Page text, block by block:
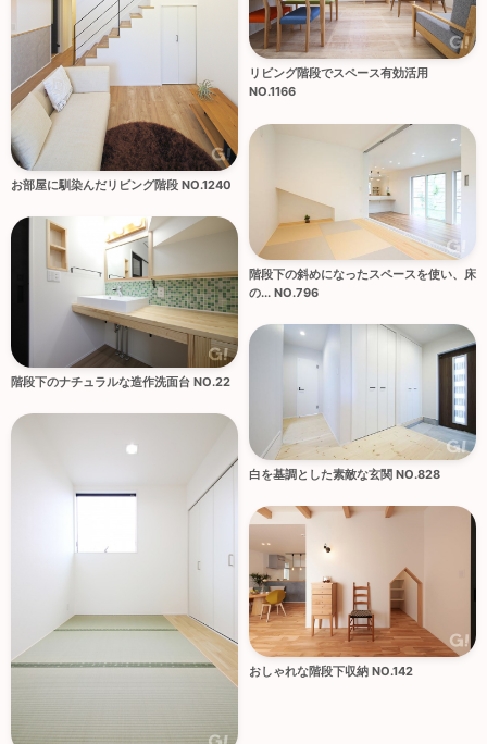
お部屋に馴染んだリビング階段 NO.1240
リビング階段でスペース有効活用
NO.1166
階段下の斜めになったスペースを使い、床
の... NO.796
階段下のナチュラルな造作洗面台 NO.22
白を基調とした素敵な玄関 NO.828
おしゃれな階段下収納 NO.142